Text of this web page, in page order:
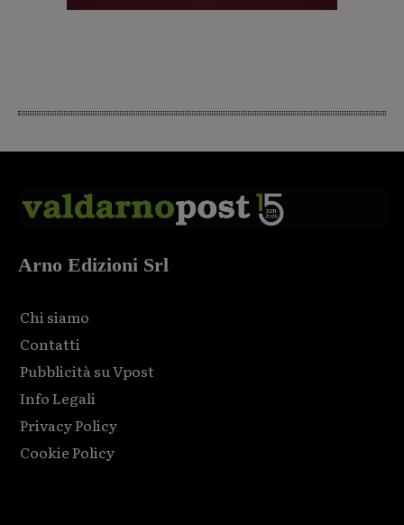
Arno Edizioni Srl
Chi siamo
Contatti
Pubblicità su Vpost
Info Legali
Privacy Policy
Cookie Policy